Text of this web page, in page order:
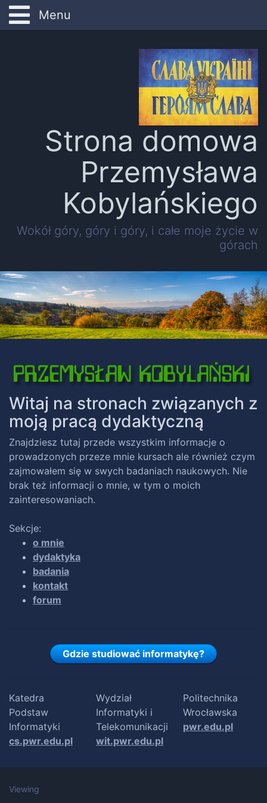
BadaniaStrona domowa
Przemysława
Kobylańskiego
Wokół góry, góry i góry, i całe moje życie w
górach
Witaj na stronach związanych z
moją pracą dydaktyczną
Znajdziesz tutaj przede wszystkim informacje o
prowadzonych przeze mnie kursach ale również czym
zajmowałem się w swych badaniach naukowych. Nie
brak też informacji o mnie, w tym o moich
zainteresowaniach.
Sekcje:
o mnie
dydaktyka
badania
kontakt
forum
Gdzie studiować informatykę?
Katedra
Podstaw
Informatyki
cs.pwr.edu.pl
Wydział
Informatyki i
Telekomunikacji
wit.pwr.edu.pl
Politechnika
Wrocławska
pwr.edu.pl